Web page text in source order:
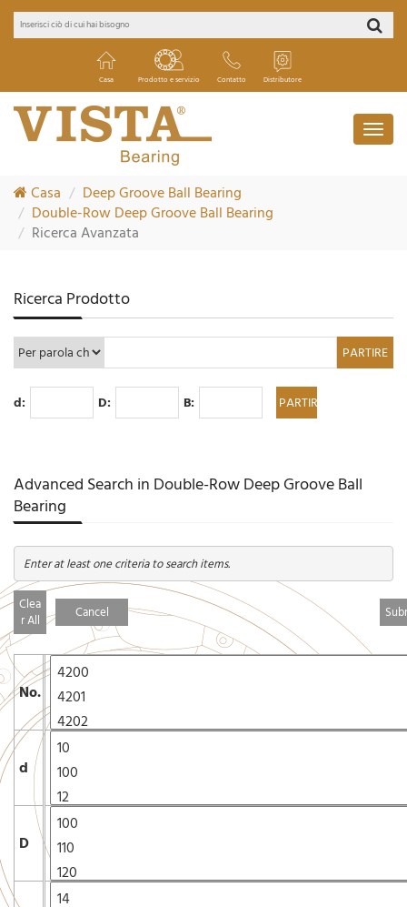
Casa Prodotto e servizio Contatto Distributore
Casa
Deep Groove Ball Bearing
Double-Row Deep Groove Ball Bearing
Ricerca Avanzata
Ricerca Prodotto
d: D: B:
Advanced Search in Double-Row Deep Groove Ball
Bearing
Enter at least one criteria to search items.
Clea
r All
Cancel
No.
d
D